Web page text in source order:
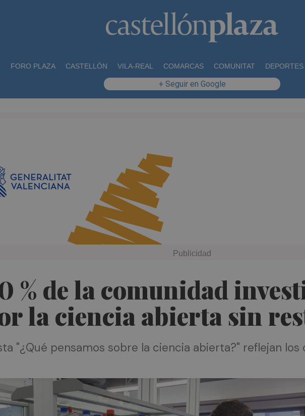
FORO PLAZA CASTELLÓN VILA-REAL COMARCAS COMUNITAT DEPORTES
+ Seguir en Google
% de la comunidad
la ciencia abierta sin
"¿Qué pensamos sobre la ciencia abierta?" reflejan